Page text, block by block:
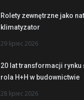
Rolety zewnętrzne jako
klimatyzator
29 lipiec 2026
20 lat transformacji rynku
rola H+H w budownictwie
28 lipiec 2026